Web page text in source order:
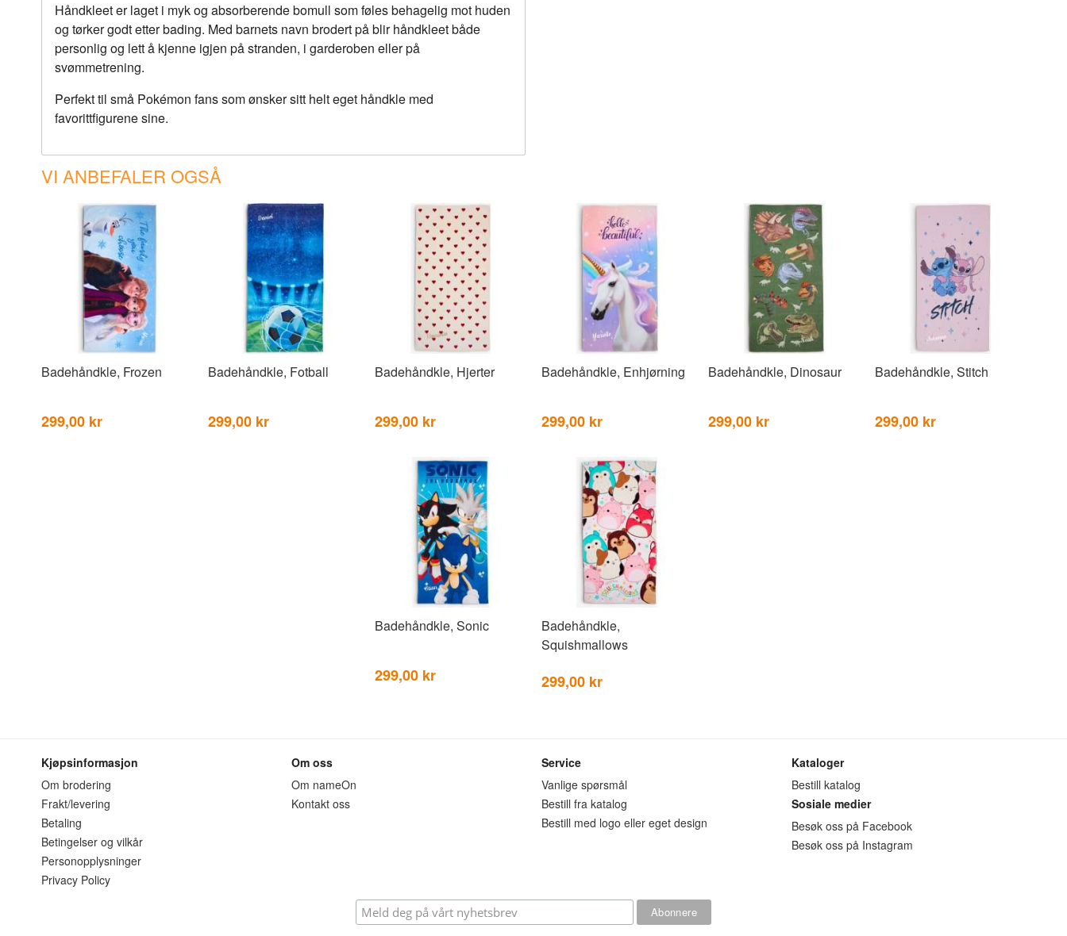
Håndkleet er laget i myk og absorberende bomull som føles behagelig mot huden
og tørker godt etter bading. Med barnets navn brodert på blir håndkleet både
personlig og lett å kjenne igjen på stranden, i garderoben eller på
svømmetrening.
Perfekt til små Pokémon fans som ønsker sitt helt eget håndkle med
favorittfigurene sine.
VI ANBEFALER OGSÅ
Badehåndkle, Frozen
299,00 kr
Badehåndkle, Fotball
299,00 kr
Badehåndkle, Hjerter
299,00 kr
Badehåndkle, Enhjørning
299,00 kr
Badehåndkle, Dinosaur
299,00 kr
Badehåndkle, Stitch
299,00 kr
Badehåndkle, Sonic
299,00 kr
Badehåndkle,
Squishmallows
299,00 kr
Kjøpsinformasjon
Om brodering
Frakt/levering
Betaling
Betingelser og vilkår
Personopplysninger
Privacy Policy
Om oss
Om nameOn
Kontakt oss
Service
Vanlige spørsmål
Bestill fra katalog
Bestill med logo eller eget design
Kataloger
Bestill katalog
Sosiale medier
Besøk oss på Facebook
Besøk oss på Instagram